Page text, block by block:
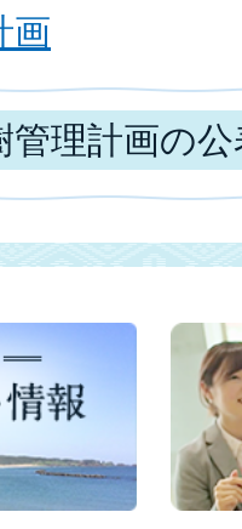
画
管理計画の